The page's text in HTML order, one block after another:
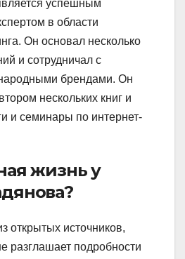
успешным
в области
Он основал несколько
и сотрудничал с
брендами. Он
нескольких книг и
и семинары по интернет-
жизнь у
открытых источников,
разглашает подробности